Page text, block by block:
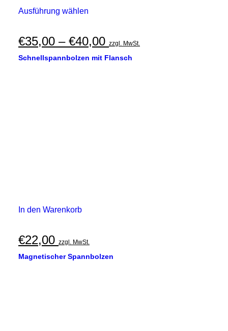
Ausführung wählen
mehrere
Varianten
auf.
€35,00 – €40,00Preisspanne:
€35,00
zzgl. MwSt.
Schnellspannbolzen mit Flansch
In den Warenkorb
€22,00 zzgl. MwSt.
Magnetischer Spannbolzen